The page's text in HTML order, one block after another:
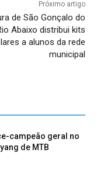
Próximo artigo
de São Gonçalo do
Abaixo distribui kits
a alunos da rede
municipal
campeão geral no
de MTB